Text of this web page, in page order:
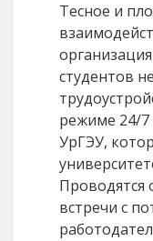
Тесное и
студентов
режиме 24/7
УрГЭУ,
Проводятся
встречи с